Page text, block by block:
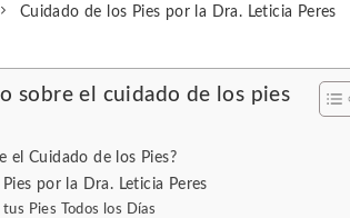
Cuidado de los Pies por la Dra. Leticia Peres
sobre el cuidado de los pies
el Cuidado de los Pies?
por la Dra. Leticia Peres
Pies Todos los Días